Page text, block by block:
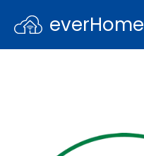
everHome